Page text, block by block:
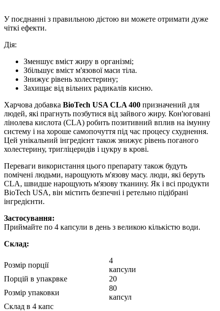
У поєднанні з правильною дієтою ви можете отримати дуже
чіткі ефекти.
Дія:
Зменшує вміст жиру в організмі;
Збільшує вміст м'язової маси тіла.
Знижує рівень холестерину;
Захищає від вільних радикалів кисню.
Харчова добавка BioTech USA CLA 400 призначений для
людей, які прагнуть позбутися від зайвого жиру. Кон'юговані
лінолева кислота (CLA) робить позитивний вплив на імунну
систему і на хороше самопочуття під час процесу схуднення.
Цей унікальний інгредієнт також знижує рівень поганого
холестерину, тригліцеридів і цукру в крові.
Переваги використання цього препарату також будуть
помічені людьми, нарощують м'язову масу. люди, які беруть
CLA, швидше нарощують м'язову тканину. Як і всі продукти
BioTech USA, він містить безпечні і ретельно підібрані
інгредієнти.
Застосування:
Приймайте по 4 капсули в день з великою кількістю води.
Склад:
Розмір порції
4
капсули
Порцій в упакрвке
20
Розмір упаковки
80
капсул
Склад в 4 капс